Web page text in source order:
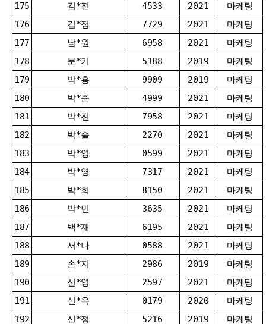
175
김*전 4533 2021
마케팅
176
김*정 7729 2021
마케팅
177
남*원 6958 2021
마케팅
178
문*기 5188 2019
마케팅
179
박*홍 9909 2019
마케팅
180
박*준 4999 2021
마케팅
181
박*진 7958 2021
마케팅
182
박*슬 2270 2021
마케팅
183
박*영 0599 2021
마케팅
184
박*영 7317 2021
마케팅
185
박*희 8150 2021
마케팅
186
박*민 3635 2021
마케팅
187
백*재 6195 2021
마케팅
188
서*나 0588 2021
마케팅
189
손*지 2986 2019
마케팅
190
신*영 2597 2021
마케팅
191
신*옥 0179 2020
마케팅
192
신*정 5216 2019 마케팅